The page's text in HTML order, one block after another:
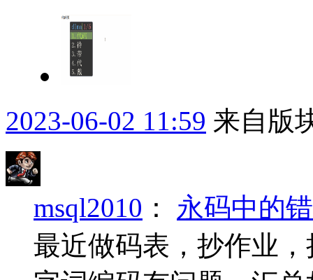
2023-06-02 11:59 来自版
msql2010 ： 永码中的
最近做码表，抄作业